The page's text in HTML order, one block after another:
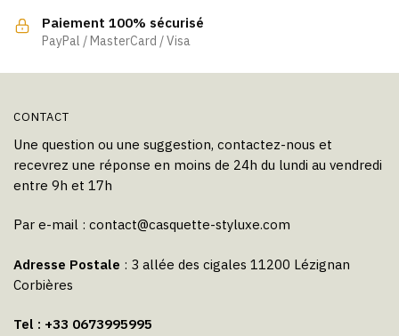
Paiement 100% sécurisé
PayPal / MasterCard / Visa
CONTACT
Une question ou une suggestion, contactez-nous et
recevrez une réponse en moins de 24h du lundi au vendredi
entre 9h et 17h
Par e-mail : contact@casquette-styluxe.com
Adresse Postale : 3 allée des cigales 11200 Lézignan
Corbières
Tel : +33 0673995995